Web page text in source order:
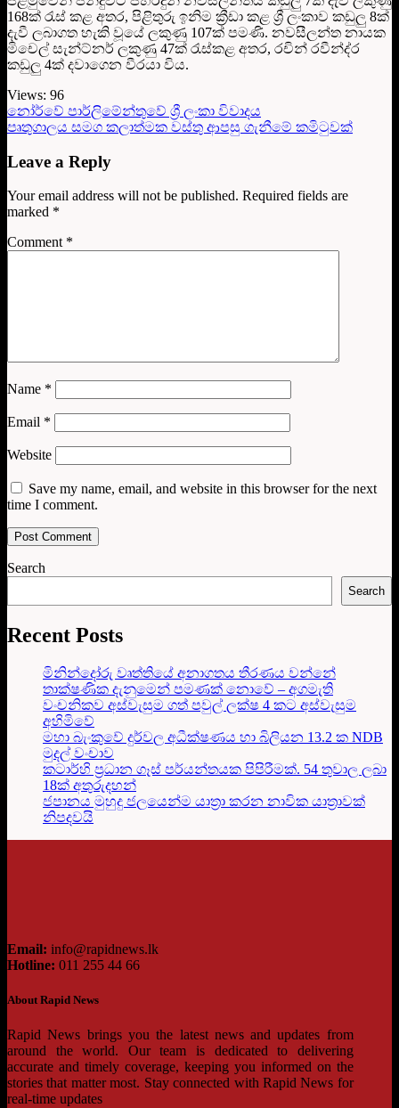
168ක් රැස් කළ අතර, පිළිතුරු ඉනිම ක්‍රීඩා කළ ශ්‍රී ලංකාව කඩුලු 8ක්
දැවී ලබාගත හැකි වූයේ ලකුණු 107ක් පමණි. නවසීලන්ත නායක
මිචෙල් සැන්ට්නර් ලකුණු 47ක් රැස්කළ අතර, රචින් රවීන්ද්ර
කඩුලු 4ක් දවාගෙන වීරයා විය.
Views: 96
නෝර්වේ පාර්ලිමේන්තුවේ ශ්‍රී ලංකා විවාදය
පෘතුගාලය සමග කලාත්මක වස්තු ආපසු ගැනීමේ කමිටුවක්
Leave a Reply
Your email address will not be published. Required fields are
marked *
Comment *
Name *
Email *
Website
Save my name, email, and website in this browser for the next
time I comment.
Search
Search
Recent Posts
මිනින්දෝරු වෘත්තියේ අනාගතය තීරණය වන්නේ
තාක්ෂණික දැනුමෙන් පමණක් නොවේ – අගමැති
වංචනිකව අස්වැසුම ගත් පවුල් ලක්ෂ 4 කට අස්වැසුම
අහිමිවේ
මහා බැංකුවේ දුර්වල අධීක්ෂණය හා බිලියන 13.2 ක NDB
මුදල් වංචාව
කටාර්හි ප්‍රධාන ගෑස් පර්යන්තයක පිපිරීමක්. 54 තුවාල ලබා
18ක් අතුරුදහන්
ජපානය මුහුදු ජලයෙන්ම යාත්‍රා කරන නාවික යාත්‍රාවක්
නිපදවයි
Email: info@rapidnews.lk
Hotline: 011 255 44 66
About Rapid News
Rapid News brings you the latest news and updates from
around the world. Our team is dedicated to delivering
accurate and timely coverage, keeping you informed on the
stories that matter most. Stay connected with Rapid News for
real-time updates